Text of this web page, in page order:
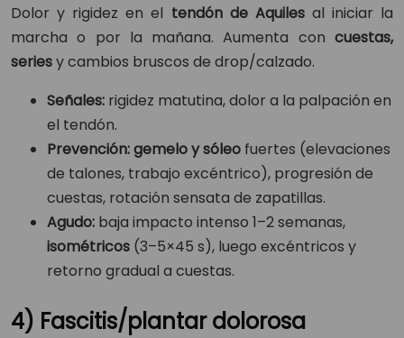
Dolor y rigidez en el tendón de Aquilesal iniciar la
marcha o por la mañana. Aumenta con cuestas,
seriesy cambios bruscos de drop/calzado.
Señales: rigidez matutina, dolor a la palpación en
el tendón.
Prevención:gemelo y sóleo fuertes (elevaciones
de talones, trabajo excéntrico), progresión de
cuestas, rotación sensata de zapatillas.
Agudo: baja impacto intenso 1–2 semanas,
isométricos (3–5×45 s), luego excéntricos y
retorno gradual a cuestas.
4) Fascitis/plantar dolorosa